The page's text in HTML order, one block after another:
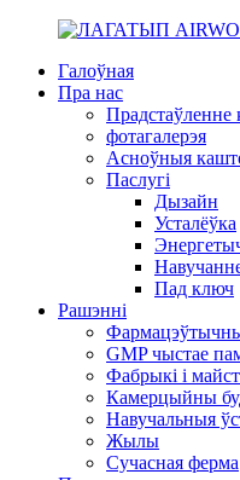
Галоўная
Пра нас
Прадстаўленне
фотагалерэя
Асноўныя
Паслугі
Дызайн
Усталёўка
Пад ключ
Рашэнні
GMP чыстае
Фабрыкі і
Камерцыйны
Навучальныя
Жылы
Сучасная ферма